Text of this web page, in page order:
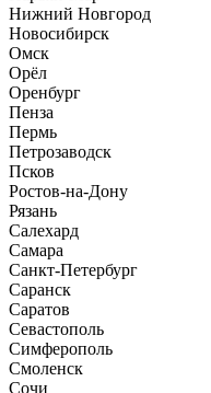
Нижний Новгород
Новосибирск
Омск
Орёл
Оренбург
Пенза
Пермь
Петрозаводск
Псков
Ростов-на-Дону
Рязань
Салехард
Самара
Санкт-Петербург
Саранск
Саратов
Севастополь
Симферополь
Смоленск
Сочи